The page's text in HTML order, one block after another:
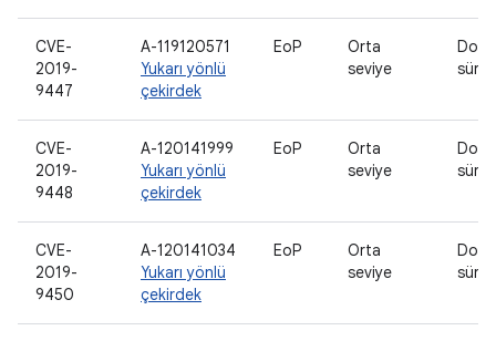
CVE-
2019-
9447
A-119120571
Yukarı yönlü
çekirdek
EoP
Orta
seviye
CVE-
2019-
9448
A-120141999
Yukarı yönlü
çekirdek
EoP
Orta
seviye
CVE-
2019-
9450
A-120141034
Yukarı yönlü
çekirdek
EoP
Orta
seviye